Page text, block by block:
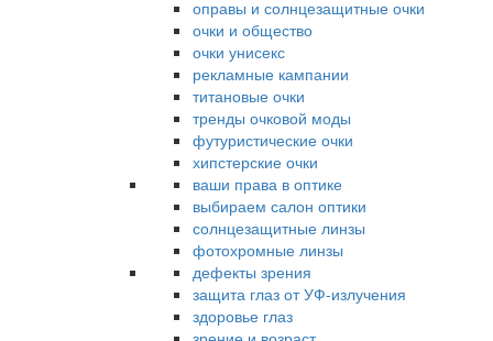
оправы и солнцезащитные очки
очки и общество
очки унисекс
рекламные кампании
титановые очки
тренды очковой моды
футуристические очки
хипстерские очки
ваши права в оптике
выбираем салон оптики
солнцезащитные линзы
фотохромные линзы
дефекты зрения
защита глаз от УФ-излучения
здоровье глаз